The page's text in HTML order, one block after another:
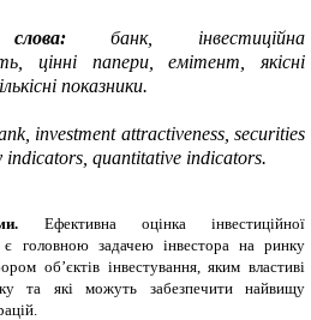
банк, інвестиційна
цінні папери, емітент, якісні
показники.
investment attractiveness, securities
indicators, quantitative indicators.
Ефективна оцінка інвестиційної
є головною задачею інвестора на ринку
об’єктів інвестування, яким властиві
та які можуть забезпечити найвищу